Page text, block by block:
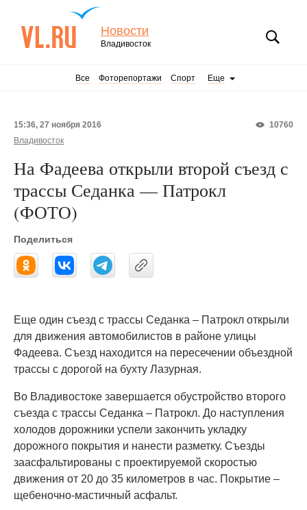
Новости
Владивосток
Все Фоторепортажи Спорт Еще
10760
15:36, 27 ноября 2016
Владивосток
На Фадеева открыли второй съезд с
трассы Седанка — Патрокл
(ФОТО)
Поделиться
Еще один съезд с трассы Седанка – Патрокл открыли
для движения автомобилистов в районе улицы
Фадеева. Съезд находится на пересечении объездной
трассы с дорогой на бухту Лазурная.
Во Владивостоке завершается обустройство второго
съезда с трассы Седанка – Патрокл. До наступления
холодов дорожники успели закончить укладку
дорожного покрытия и нанести разметку. Съезды
заасфальтированы с проектируемой скоростью
движения от 20 до 35 километров в час. Покрытие –
щебеночно-мастичный асфальт.